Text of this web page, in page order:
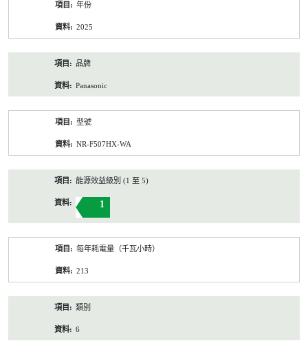
年份
2025
品牌
Panasonic
型號
NR-F507HX-WA
能源效益級別 (1 至 5)
1
每年耗電量（千瓦小時）
213
類別
6